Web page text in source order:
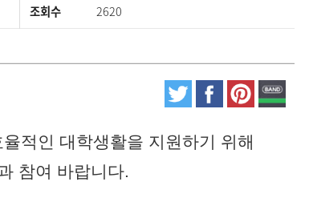
조회수
2620
적인 대학생활을 지원하기 위해
참여 바랍니다.